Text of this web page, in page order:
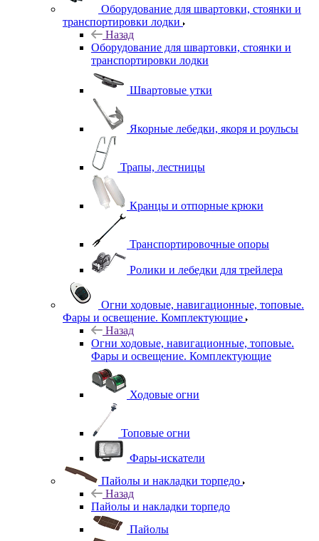
Оборудование для швартовки, стоянки и
транспортировки лодки
Назад
Оборудование для швартовки, стоянки и
транспортировки лодки
Швартовые утки
Якорные лебедки, якоря и роульсы
Трапы, лестницы
Кранцы и отпорные крюки
Транспортировочные опоры
Ролики и лебедки для трейлера
Огни ходовые, навигационные, топовые.
Фары и освещение. Комплектующие
Назад
Огни ходовые, навигационные, топовые.
Фары и освещение. Комплектующие
Ходовые огни
Топовые огни
Фары-искатели
Пайолы и накладки торпедо
Назад
Пайолы и накладки торпедо
Пайолы